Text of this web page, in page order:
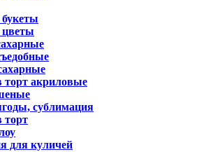
торт акриловые
сублимация
торт
для куличей